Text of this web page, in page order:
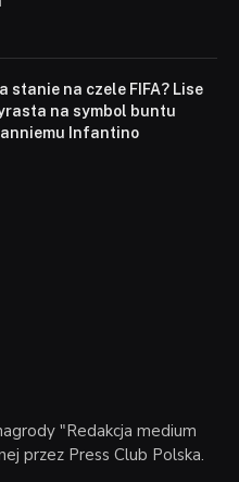
stanie na czele FIFA? Lise
na symbol buntu
Infantino
"Redakcja medium
przez Press Club Polska.